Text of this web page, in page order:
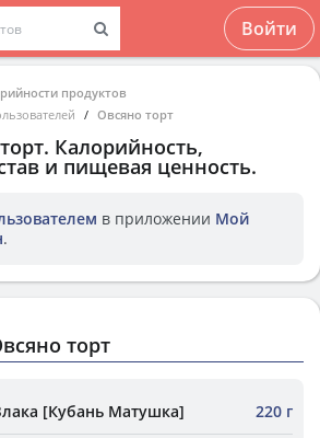
Войти
продуктов
Овсяно торт
. Калорийность,
и пищевая ценность.
в приложении Мой
.
торт
[Кубань Матушка] 220 г